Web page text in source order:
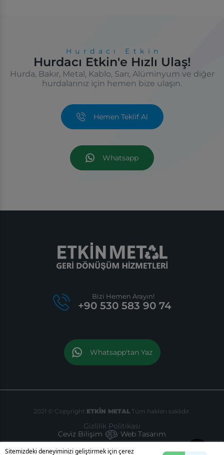
Hurdacı Etkin
Hurdacı Etkin'e Hızlı Ulaş!
Hurda, Bakır, Metal, Kablo, Sarı, Alüminyum ve diğer
hurdalarınız için hemen bize ulaşın.
Hemen Teklif Al
Whatsapp
Bizi Hemen Arayın!
+90 530 583 90 74
Whatsapp'tan Yaz
2021 © Copyright ETKİN METALTüm hakları saklıdır.
Gizlilik Politikası
Ceviz Bilişim
Web Tasarım
Sitemizdeki deneyiminizi geliştirmek için çerez